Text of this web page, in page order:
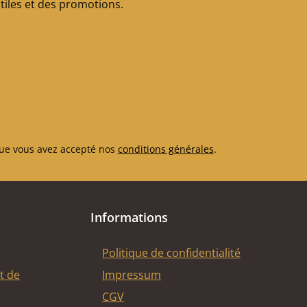
et des promotions.
vous avez accepté nos conditions générales.
de
Informations
Politique de confidentialité
Impressum
CGV